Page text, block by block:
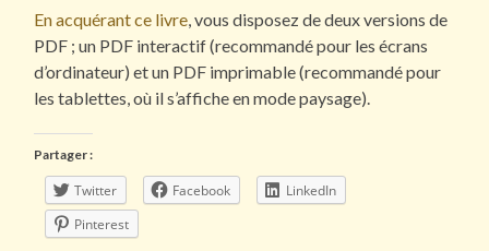
En acquérant ce livre, vous disposez de deux versions de
PDF ; un PDF interactif (recommandé pour les écrans
d’ordinateur) et un PDF imprimable (recommandé pour
les tablettes, où il s’affiche en mode paysage).
Partager :
Twitter Facebook
LinkedIn
Pinterest